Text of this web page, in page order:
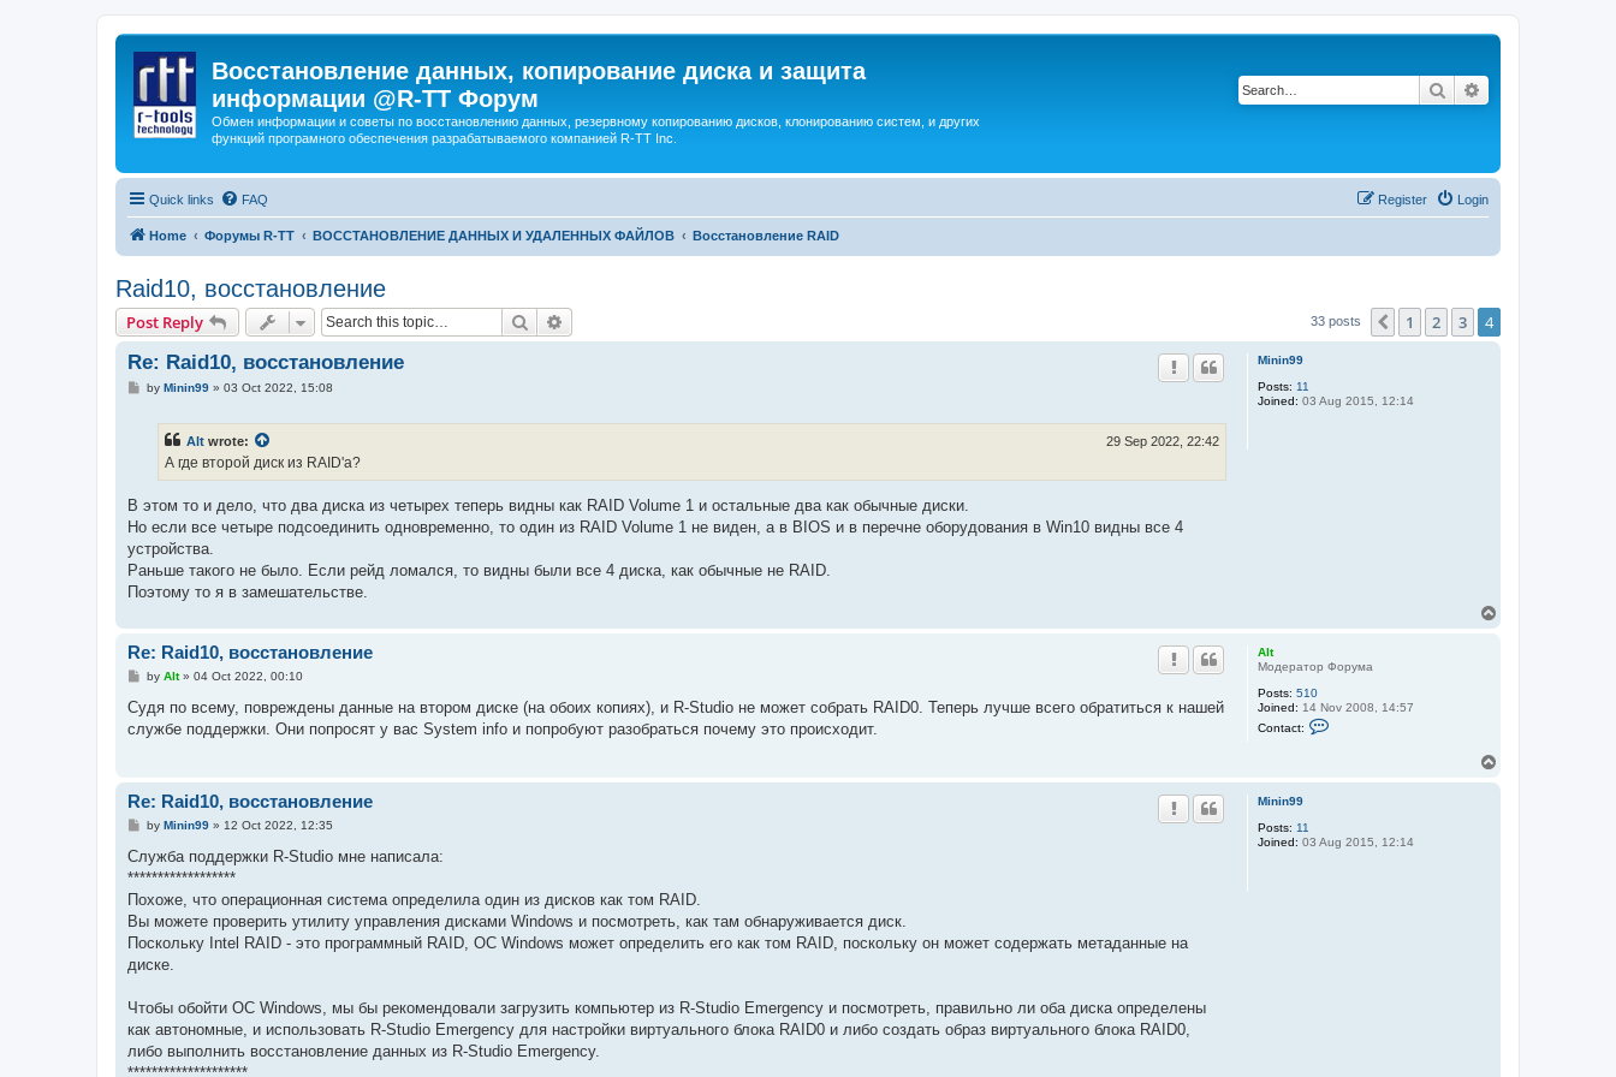
Восстановление данных, копирование диска и защита
информации @R-TT Форум
Обмен информации и советы по восстановлению данных, резервному копированию дисков, клонированию систем, и других
функций програмного обеспечения разрабатываемого компанией R-TT Inc.
Search
Quick links FAQ Login
Register
Home Форумы R-TT ВОССТАНОВЛЕНИЕ ДАННЫХ И УДАЛЕННЫХ ФАЙЛОВ Восстановление RAID
Raid10, восстановление
Post Reply Search 33 posts Previous
1 2 3 4
Minin99
Posts: 11
Joined: 03 Aug 2015, 12:14
Re: Raid10, восстановление
Pby Minin99» 03 Oct 2022, 15:08
Alt wrote: 29 Sep 2022, 22:42
А где второй диск из RAID'а?
В этом то и дело, что два диска из четырех теперь видны как RAID Volume 1 и остальные два как обычные диски.
Но если все четыре подсоединить одновременно, то один из RAID Volume 1 не виден, а в BIOS и в перечне оборудования в Win10 видны все 4
устройства.
Раньше такого не было. Если рейд ломался, то видны были все 4 диска, как обычные не RAID.
Поэтому то я в замешательстве.
Alt
Модератор Форума
Posts: 510
Joined: 14 Nov 2008, 14:57
Contact:
t
Re: Raid10, восстановление
P
s
t
by Alt» 04 Oct 2022, 00:10
Судя по всему, повреждены данные на втором диске (на обоих копиях), и R-Studio не может собрать RAID0. Теперь лучше всего обратиться к нашей
службе поддержки. Они попросят у вас System info и попробуют разобраться почему это происходит.
Minin99
Posts: 11
Joined: 03 Aug 2015, 12:14
Re: Raid10, восстановление
P
s
by Minin99» 12 Oct 2022, 12:35
Служба поддержки R-Studio мне написала:
******************
Похоже, что операционная система определила один из дисков как том RAID.
Вы можете проверить утилиту управления дисками Windows и посмотреть, как там обнаруживается диск.
Поскольку Intel RAID - это программный RAID, ОС Windows может определить его как том RAID, поскольку он может содержать метаданные на
диске.
Чтобы обойти ОС Windows, мы бы рекомендовали загрузить компьютер из R-Studio Emergency и посмотреть, правильно ли оба диска определены
как автономные, и использовать R-Studio Emergency для настройки виртуального блока RAID0 и либо создать образ виртуального блока RAID0,
либо выполнить восстановление данных из R-Studio Emergency.
********************